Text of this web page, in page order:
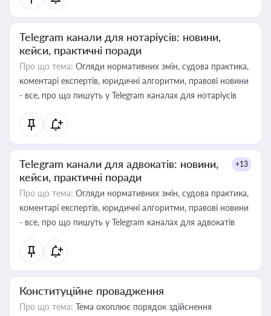
Telegram канали для нотаріусів: новини,
кейси, практичні поради
Про що тема: Огляди нормативних змін, судова практика,
коментарі експертів, юридичні алгоритми, правові новини
- все, про що пишуть у Telegram каналах для нотаріусів
Telegram канали для адвокатів: новини,
кейси, практичні поради
+13
Про що тема: Огляди нормативних змін, судова практика,
коментарі експертів, юридичні алгоритми, правові новини
- все, про що пишуть у Telegram каналах для адвокатів
Конституційне провадження
Про що тема: Тема охоплює порядок здійснення